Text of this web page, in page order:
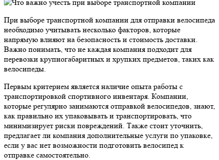
При выборе транспортной компании для отправки велосипеда
необходимо учитывать несколько факторов, которые
напрямую влияют на безопасность и стоимость доставки.
Важно понимать, что не каждая компания подходит для
перевозки крупногабаритных и хрупких предметов, таких как
велосипеды.
Первым критерием является наличие опыта работы с
транспортировкой спортивного инвентаря. Компании,
которые регулярно занимаются отправкой велосипедов, знают,
как правильно их упаковывать и транспортировать, что
минимизирует риски повреждений. Также стоит уточнить,
предлагает ли компания дополнительные услуги по упаковке,
если у вас нет возможности подготовить велосипед к
отправке самостоятельно.